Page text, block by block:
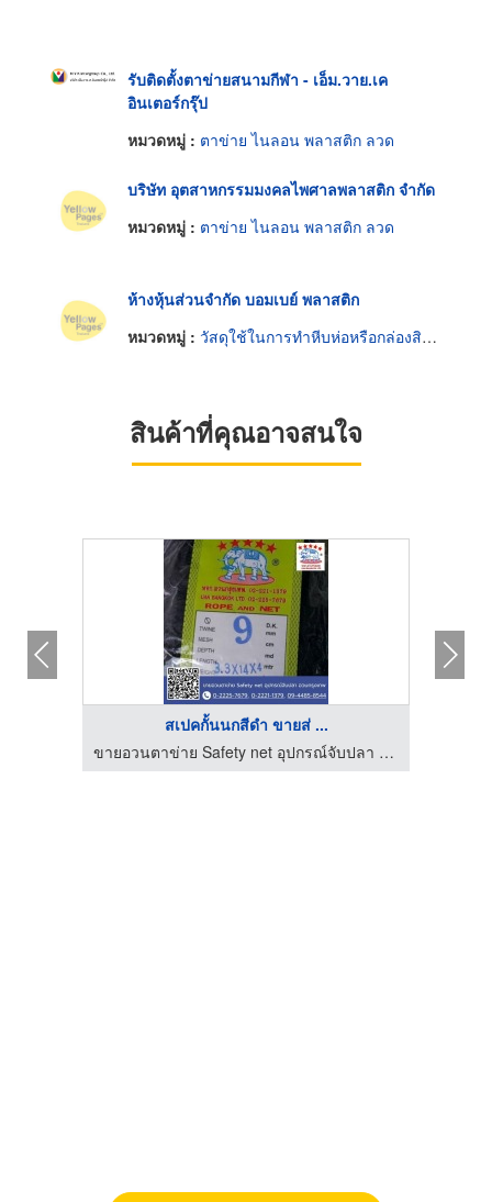
รับติดตั้งตาข่ายสนามกีฬา - เอ็ม.วาย.เค
อินเตอร์กรุ๊ป
หมวดหมู่ : ตาข่าย ไนลอน พลาสติก ลวด
บริษัท อุตสาหกรรมมงคลไพศาลพลาสติก จำกัด
หมวดหมู่ : ตาข่าย ไนลอน พลาสติก ลวด
ห้างหุ้นส่วนจำกัด บอมเบย์ พลาสติก
หมวดหมู่ : วัสดุใช้ในการทำหีบห่อหรือกล่องสินค้า
สินค้าที่คุณอาจสนใจ
สเปคกั้นนกสีดำ ขายส่ ...
ขายอวนตาข่าย Safety net อุปกรณ์จับปลา อวนกรุงเทพ